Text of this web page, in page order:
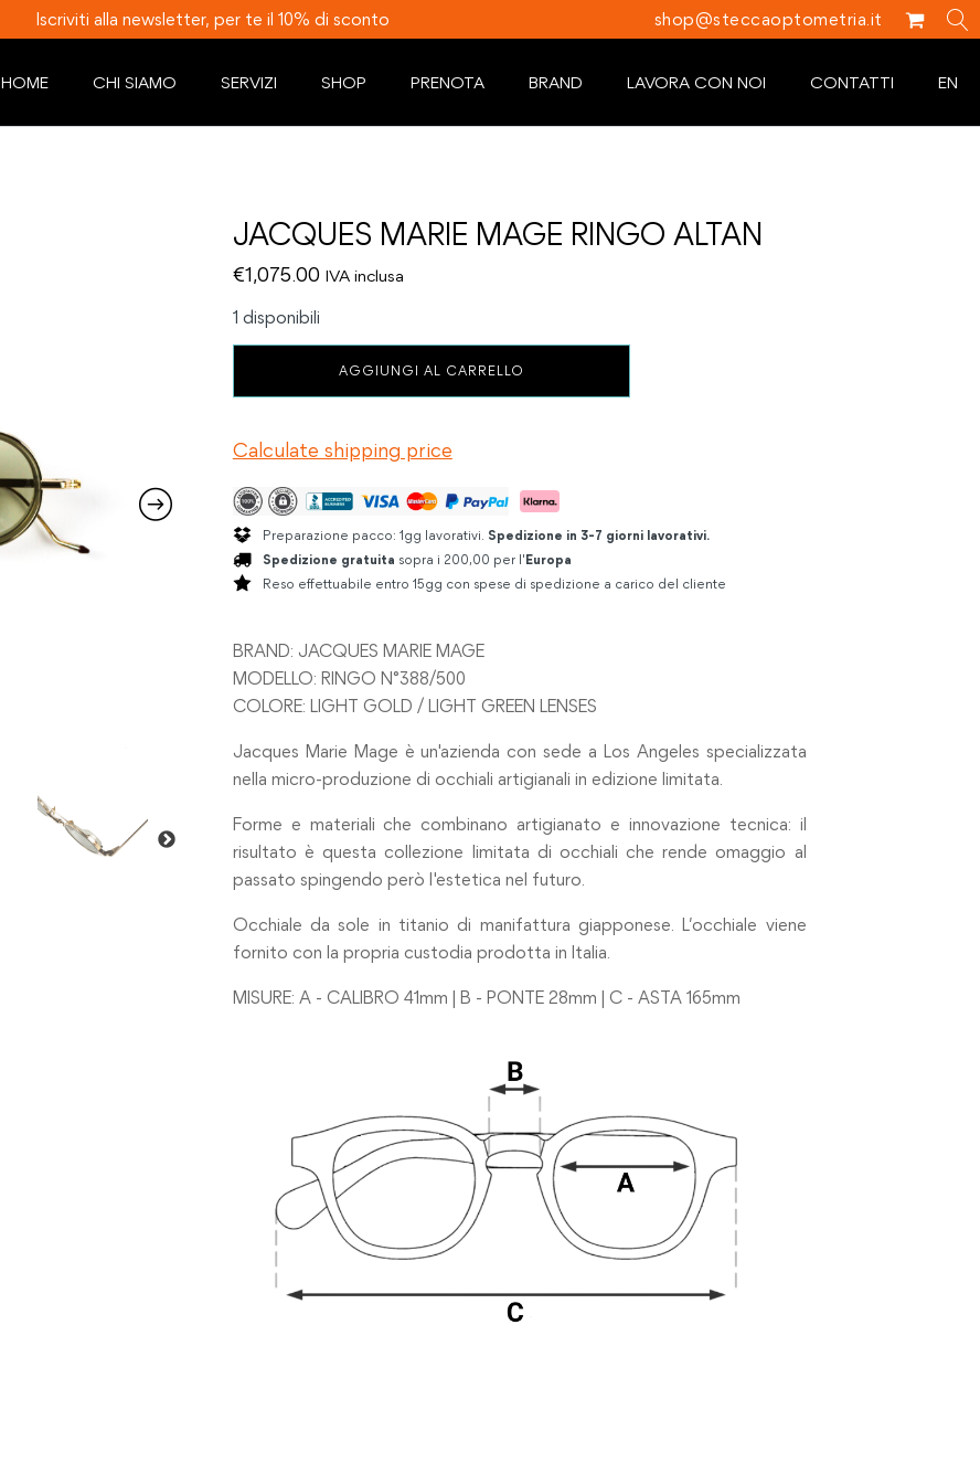
Iscriviti alla newsletter, per te il 10% di sconto shop@steccaoptometria.it
HOME CHI SIAMO SERVIZI SHOP PRENOTA BRAND LAVORA CON NOI CONTATTI EN
JACQUES MARIE MAGE RINGO ALTAN
€1,075.00 IVA inclusa
1 disponibili
ALTAN
AGGIUNGI AL CARRELLO
Calculate shipping price
Preparazione pacco: 1gg lavorativi. Spedizione in 3-7 giorni lavorativi.
Spedizione gratuita sopra i 200,00 per l'Europa
Reso effettuabile entro 15gg con spese di spedizione a carico del cliente
BRAND: JACQUES MARIE MAGE
MODELLO: RINGO N°388/500
COLORE: LIGHT GOLD / LIGHT GREEN LENSES
Jacques Marie Mage è un'azienda con sede a Los Angeles specializzata
nella micro-produzione di occhiali artigianali in edizione limitata.
Forme e materiali che combinano artigianato e innovazione tecnica: il
risultato è questa collezione limitata di occhiali che rende omaggio al
passato spingendo però l'estetica nel futuro.
Occhiale da sole in titanio di manifattura giapponese. L’occhiale viene
fornito con la propria custodia prodotta in Italia.
MISURE: A - CALIBRO 41mm | B - PONTE 28mm | C - ASTA 165mm